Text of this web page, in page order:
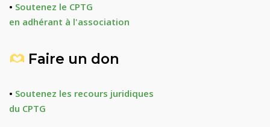
• Soutenez le CPTG
en adhérant à l'association
Faire un don
• Soutenez les recours juridiques
du CPTG